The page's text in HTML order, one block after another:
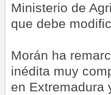
Ministerio de
que debe
Morán ha
inédita muy
en Extremadura